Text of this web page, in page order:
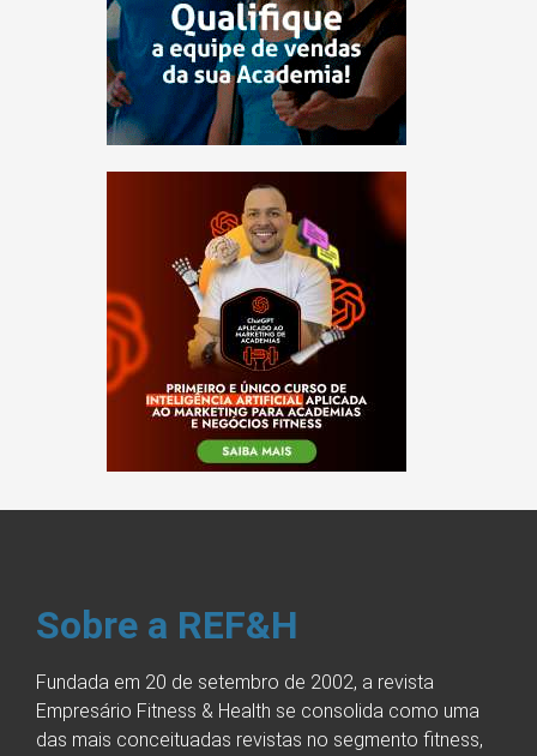
Sobre a REF&H
Fundada em 20 de setembro de 2002, a revista
Empresário Fitness & Health se consolida como uma
das mais conceituadas revistas no segmento fitness,